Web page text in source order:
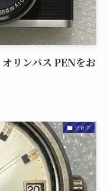
リンパス PENをお
ブログ